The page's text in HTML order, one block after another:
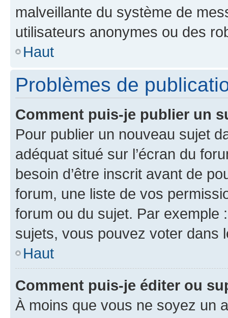
malveillante du système de
utilisateurs anonymes ou des
Haut
Problèmes de
Comment puis-je publier un
Pour publier un nouveau sujet
adéquat situé sur l’écran du
besoin d’être inscrit avant de
forum, une liste de vos
forum ou du sujet. Par exemple
sujets, vous pouvez voter dans
Haut
Comment puis-je éditer ou
À moins que vous ne soyez un